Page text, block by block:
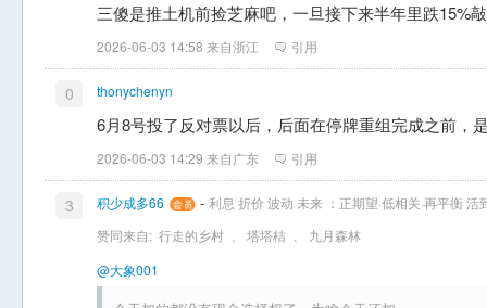
三傻是推土机前捡芝麻吧，一旦接下来半年里跌15%
2026-06-03 14:58 来自浙江 引用
0 thonychenyn
6月8号投了反对票以后，后面在停牌重组完成之前，
2026-06-03 14:29 来自广东 引用
3 积少成多66 - 利息 折价 波动 未来 ：正期望·低相关·再平衡 活
赞同来自: 行走的乡村 塔塔桔
九月森林
@大象001